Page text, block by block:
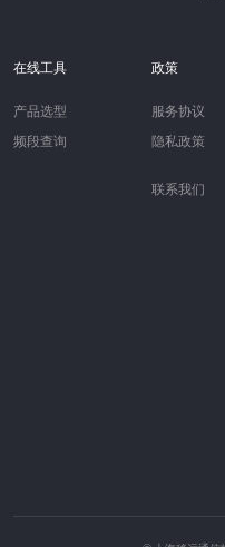
在线工具
产品选型
频段查询
政策
服务协议
隐私政策
联系我们